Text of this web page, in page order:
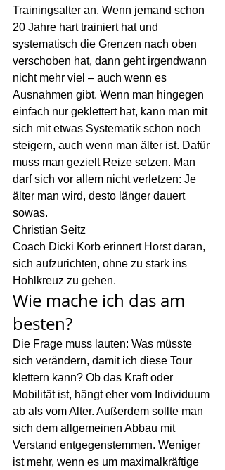
Trainingsalter an. Wenn jemand schon
20 Jahre hart trainiert hat und
systematisch die Grenzen nach oben
verschoben hat, dann geht irgendwann
nicht mehr viel – auch wenn es
Ausnahmen gibt. Wenn man hingegen
einfach nur geklettert hat, kann man mit
sich mit etwas Systematik schon noch
steigern, auch wenn man älter ist. Dafür
muss man gezielt Reize setzen. Man
darf sich vor allem nicht verletzen: Je
älter man wird, desto länger dauert
sowas.
Christian Seitz
Coach Dicki Korb erinnert Horst daran,
sich aufzurichten, ohne zu stark ins
Hohlkreuz zu gehen.
Wie mache ich das am
besten?
Die Frage muss lauten: Was müsste
sich verändern, damit ich diese Tour
klettern kann? Ob das Kraft oder
Mobilität ist, hängt eher vom Individuum
ab als vom Alter. Außerdem sollte man
sich dem allgemeinen Abbau mit
Verstand entgegenstemmen. Weniger
ist mehr, wenn es um maximalkräftige